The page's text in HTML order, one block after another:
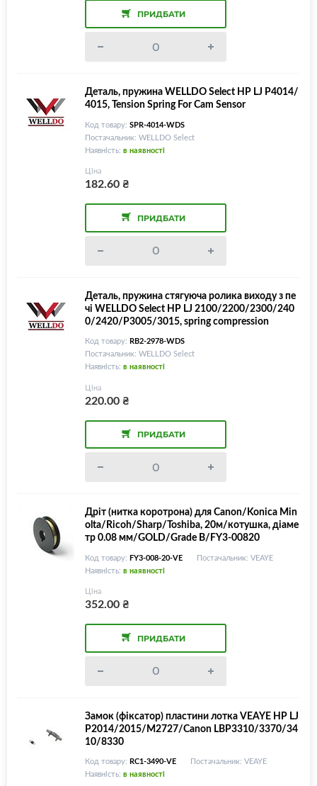
ПРИДБАТИ
Деталь, пружина WELLDO Select HP LJ P4014/
4015, Tension Spring For Cam Sensor
Код товару: SPR-4014-WDS
Постачальник: WELLDO Select
Наявність: в наявності
Ціна
182.60₴
ПРИДБАТИ
Деталь, пружина стягуюча ролика виходу з пе
чі WELLDO Select HP LJ 2100/2200/2300/240
0/2420/P3005/3015, spring compression
Код товару: RB2-2978-WDS
Постачальник: WELLDO Select
Наявність: в наявності
Ціна
220.00₴
ПРИДБАТИ
Дріт (нитка коротрона) для Canon/Konica Min
olta/Ricoh/Sharp/Toshiba, 20м/котушка, діаме
тр 0.08 мм/GOLD/Grade B/FY3-00820
Код товару: FY3-008-20-VE
Постачальник: VEAYE
Наявність: в наявності
Ціна
352.00₴
ПРИДБАТИ
Замок (фіксатор) пластини лотка VEAYE HP LJ
P2014/2015/M2727/Canon LBP3310/3370/34
10/8330
Код товару: RC1-3490-VE
Постачальник: VEAYE
Наявність: в наявності